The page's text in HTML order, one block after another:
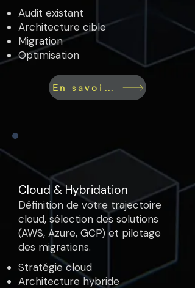
Audit existant
Architecture cible
Migration
Optimisation
En savoir plus
Cloud & Hybridation
Définition de votre trajectoire
cloud, sélection des solutions
(AWS, Azure, GCP) et pilotage
des migrations.
Stratégie cloud
Architecture hybride